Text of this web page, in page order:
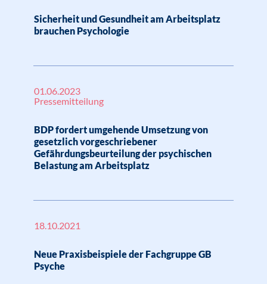
Sicherheit und Gesundheit am Arbeitsplatz
brauchen Psychologie
01.06.2023
Pressemitteilung
BDP fordert umgehende Umsetzung von
gesetzlich vorgeschriebener
Gefährdungsbeurteilung der psychischen
Belastung am Arbeitsplatz
18.10.2021
Neue Praxisbeispiele der Fachgruppe GB
Psyche